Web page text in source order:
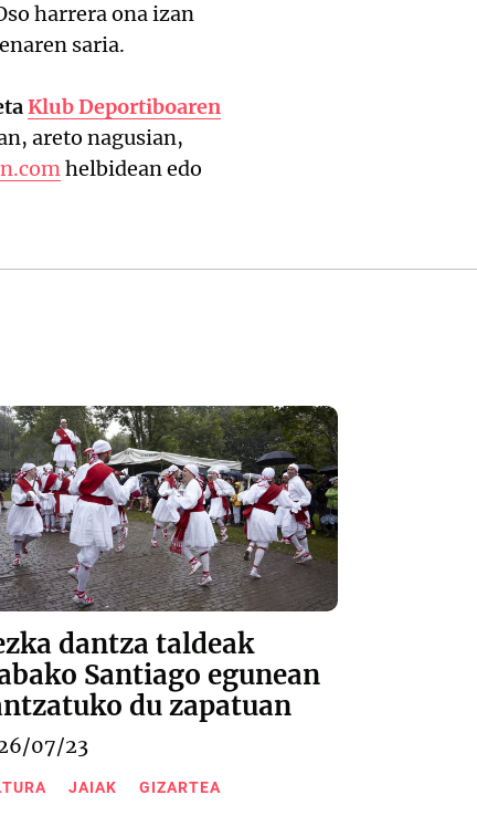
harrera ona izan
saria.
Klub Deportiboaren
areto nagusian,
helbidean edo
dantza taldeak
Santiago egunean
du zapatuan
07/23
JAIAK GIZARTEA